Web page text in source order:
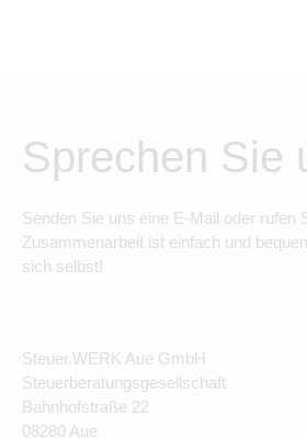
Sprechen Sie
Senden Sie uns eine E-Mail oder rufen
Zusammenarbeit ist einfach und
sich selbst!
Steuer.WERK Aue GmbH
Steuerberatungsgesellschaft
Bahnhofstraße 22
08280 Aue